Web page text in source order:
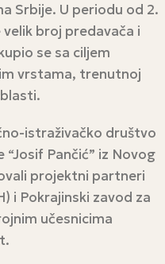
Srbije. U periodu od 2.
broj predavača i
se sa ciljem
vrstama, trenutnoj
istraživačko društvo
Pančić” iz Novog
projektni partneri
i Pokrajinski zavod za
učesnicima